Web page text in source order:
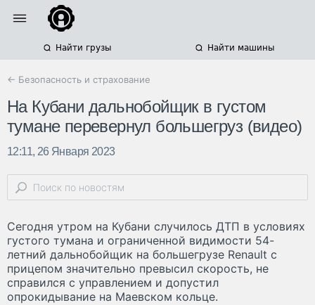
Найти грузы Найти машины
← Безопасность и страхование
На Кубани дальнобойщик в густом
тумане перевернул большегруз (видео)
12:11, 26 Января 2023
Сегодня утром на Кубани случилось ДТП в условиях
густого тумана и ограниченной видимости 54-
летний дальнобойщик на большегрузе Renault с
прицепом значительно превысил скорость, не
справился с управлением и допустил
опрокидывание на Маевском кольце.